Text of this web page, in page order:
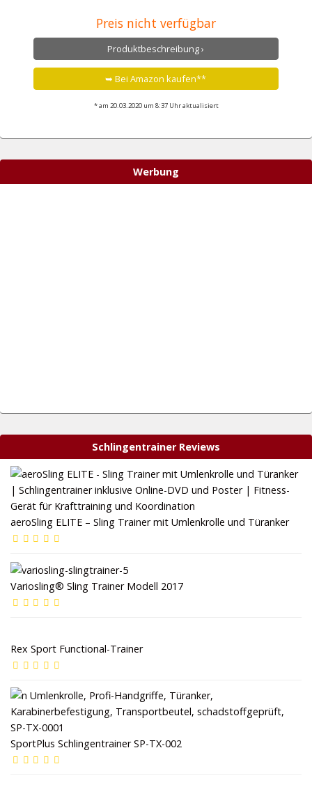
Preis nicht verfügbar
Produktbeschreibung ›
➥ Bei Amazon kaufen**
* am 20.03.2020 um 8:37 Uhr aktualisiert
Werbung
Schlingentrainer Reviews
aeroSling ELITE – Sling Trainer mit Umlenkrolle und Türanker
Variosling® Sling Trainer Modell 2017
Rex Sport Functional-Trainer
SportPlus Schlingentrainer SP-TX-002